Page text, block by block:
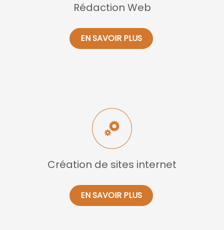
Rédaction Web
EN SAVOIR PLUS
Création de sites internet
EN SAVOIR PLUS